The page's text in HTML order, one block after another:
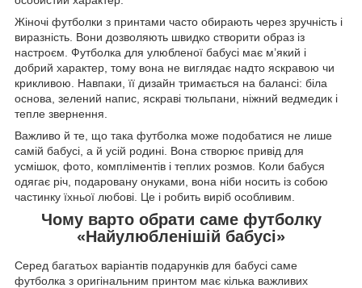
Жіночі футболки з принтами часто обирають через зручність і
виразність. Вони дозволяють швидко створити образ із
настроєм. Футболка для улюбленої бабусі має м’який і
добрий характер, тому вона не виглядає надто яскравою чи
крикливою. Навпаки, її дизайн тримається на балансі: біла
основа, зелений напис, яскраві тюльпани, ніжний ведмедик і
тепле звернення.
Важливо й те, що така футболка може подобатися не лише
самій бабусі, а й усій родині. Вона створює привід для
усмішок, фото, компліментів і теплих розмов. Коли бабуся
одягає річ, подаровану онуками, вона ніби носить із собою
частинку їхньої любові. Це і робить виріб особливим.
Чому варто обрати саме футболку
«Найулюбленішій бабусі»
Серед багатьох варіантів подарунків для бабусі саме
футболка з оригінальним принтом має кілька важливих